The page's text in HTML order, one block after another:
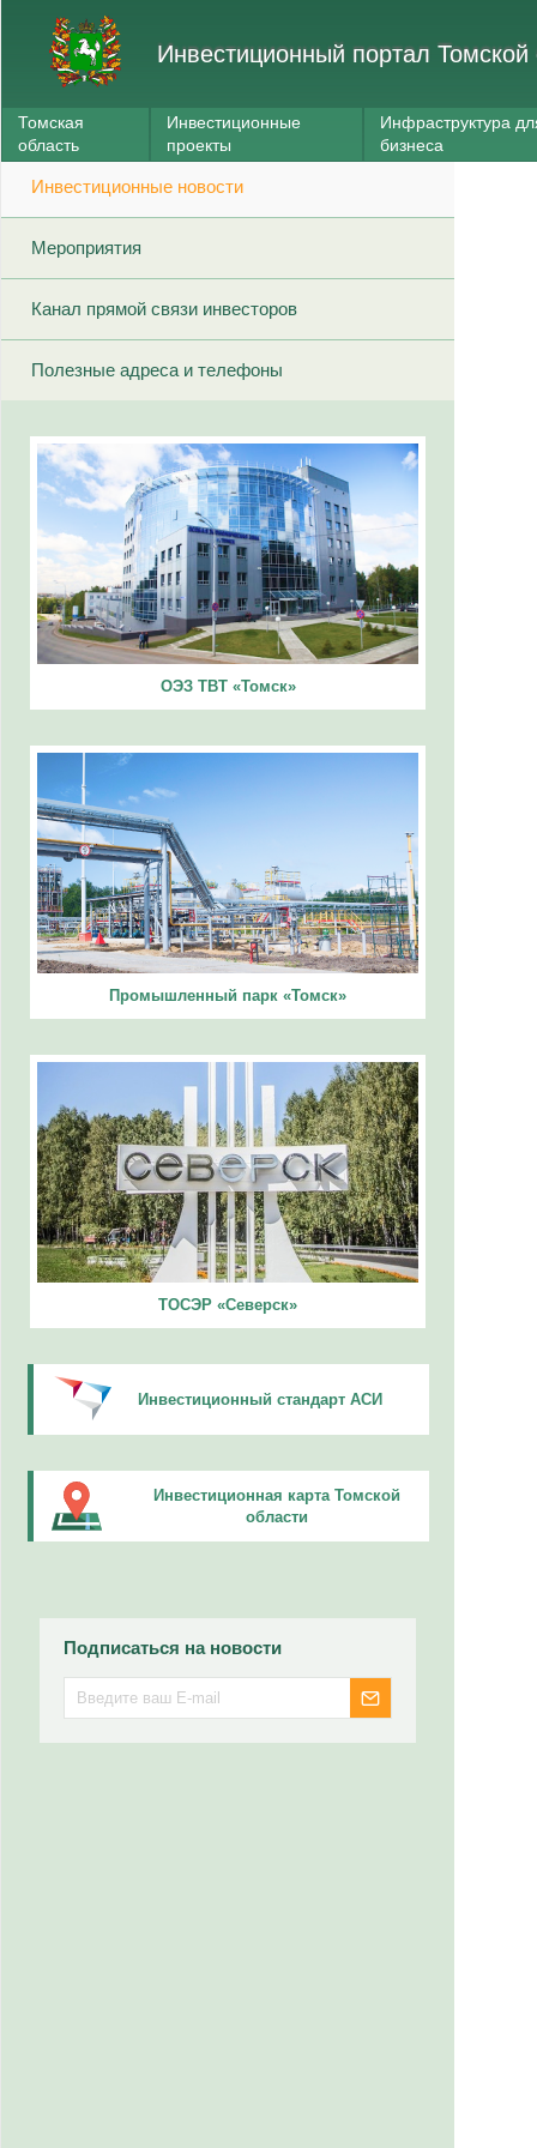
Инвестиционный портал Томской
Томская
область
Инвестиционные
проекты
Инфраструктура
бизнеса
Инвестиционные новости
Мероприятия
Канал прямой связи инвесторов
Полезные адреса и телефоны
ОЭЗ ТВТ «Томск»
Промышленный парк «Томск»
ТОСЭР «Северск»
Инвестиционный стандарт АСИ
Инвестиционная карта Томской
области
Подписаться на новости